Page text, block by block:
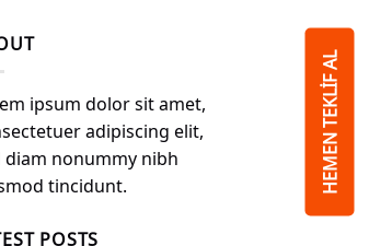
ipsum dolor sit amet,
adipiscing elit,
diam nonummy nibh
tincidunt.
POSTS
HEMEN TEKLİF AL